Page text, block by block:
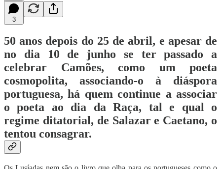
3
50 anos depois do 25 de abril, e apesar de
no dia 10 de junho se ter passado a
celebrar Camões, como um poeta
cosmopolita, associando-o à diáspora
portuguesa, há quem continue a associar
o poeta ao dia da Raça, tal e qual o
regime ditatorial, de Salazar e Caetano, o
tentou consagrar.